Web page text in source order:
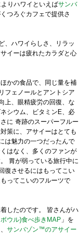
りハワイといえばサンバ
つろぐカフェで提供さ
、ハワイらしさ、リラッ
イーは疲れたカラダと心
かの食品で、同じ量を補
フェノールとアントシア
上、眼精疲労の回復、な
シウム、ビタミンE、必
に 奇跡のスーパーフルー
策に、アサイーはとても
は魅力の一つだったんで
はなく、多くのファンが
胃が弱っている旅行中に
復させるにはもってこい
ってこいのフルーツで
したのです。 皆さんがハ
ウル)食べ歩きMAP 」を
サンバゾン™のアサイー